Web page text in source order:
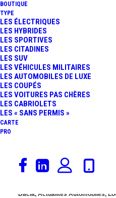
BOUTIQUE
TYPE
LES ÉLECTRIQUES
LES HYBRIDES
LES SPORTIVES
LES CITADINES
LES SUV
LES VÉHICULES MILITAIRES
LES AUTOMOBILES DE LUXE
LES COUPÉS
LES VOITURES PAS CHÈRES
LES CABRIOLETS
LES « SANS PERMIS »
CARTE
PRO
DACIA : UNE
ANS » POUR
GAMME
Dacia, Actualités Automobiles,